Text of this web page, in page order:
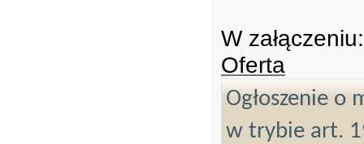
W załączeniu:
Oferta
Ogłoszenie o
w trybie art.